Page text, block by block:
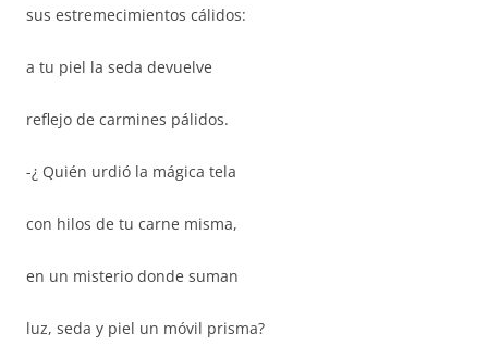
sus estremecimientos cálidos:
a tu piel la seda devuelve
reflejo de carmines pálidos.
-¿ Quién urdió la mágica tela
con hilos de tu carne misma,
en un misterio donde suman
luz, seda y piel un móvil prisma?